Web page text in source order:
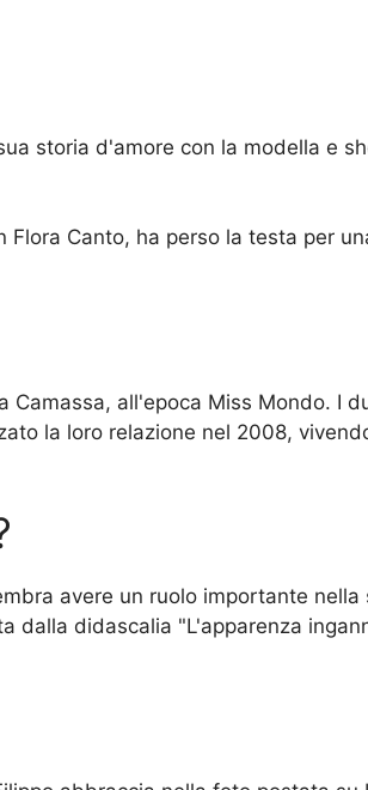
storia d'amore con la modella e
Canto, ha perso la testa per
all'epoca Miss Mondo. I
la loro relazione nel 2008,
avere un ruolo importante nella
dalla didascalia "L'apparenza